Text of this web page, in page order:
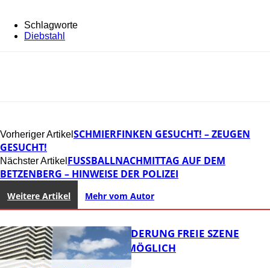
Schlagworte
Diebstahl
Vorheriger Artikel SCHMIERFINKEN GESUCHT! – ZEUGEN
GESUCHT!
Nächster Artikel FUSSBALLNACHMITTAG AUF DEM B
ETZENBERG – HINWEISE DER POLIZEI
Weitere Artikel Mehr vom Autor
PROJEKTFÖRDERUNG FREIE SZENE
WEITERHIN MÖGLICH